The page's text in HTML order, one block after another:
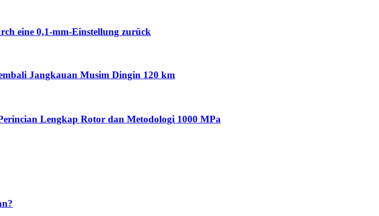
eine 0,1-mm-Einstellung zurück
Jangkauan Musim Dingin 120 km
Lengkap Rotor dan Metodologi 1000 MPa